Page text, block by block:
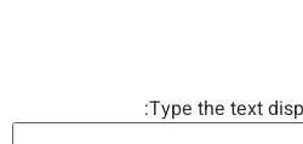
Type the text